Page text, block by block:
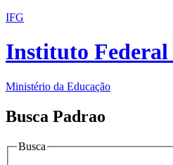
IFG
Instituto Federal
Ministério da Educação
Busca Padrao
Busca